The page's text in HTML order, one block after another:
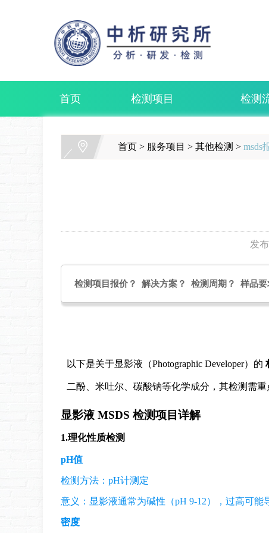
首页 检测项目 检测
首页 > 服务项目 > 其他检测 > msds
发
检测项目报价？ 解决方案？ 检测周期？ 样品要
以下是关于显影液（Photographic Developer）的
二酚、米吐尔、碳酸钠等化学成分，其检测需
显影液 MSDS 检测项目详解
1.理化性质检测
pH值
检测方法：pH计测定
意义：显影液通常为碱性（pH 9-12），过高可能
密度